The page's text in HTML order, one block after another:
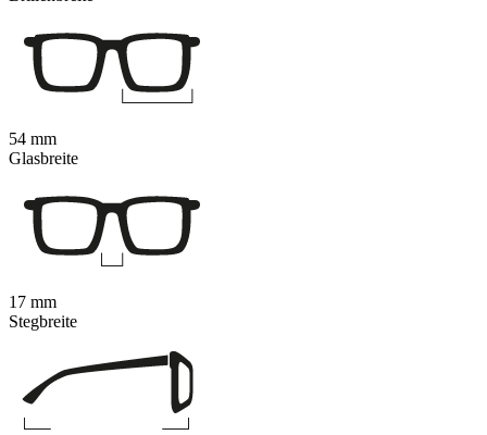
54 mm
Glasbreite
17 mm
Stegbreite